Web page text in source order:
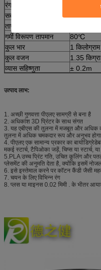
रंग
50 से
सबसे अच्छा मुद्रण तापमान
ताप बिस्तर का तापमान
गर्मी विरूपण तापमान
80℃
कुल भार
1 किलोग्राम
कुल वजन
1.35 किग्रा
व्यास सहिष्णुता
± 0.2m
उत्पाद लाभ:
1. अच्छी गुणवत्ता पीएलए सामग्री से बना है
2. अधिकांश 3D प्रिंटर के साथ संगत
3. यह एबीएस की तुलना में मजबूत और अधिक
तुलना में अधिक चमकदार रूप और अनुभव होगा
4. पीएलए एक सामान्य प्रकार का
मकई स्टार्च, टैपिओका जड़ें, चिप्स या स्टार्च, या
5.PLA उच्च प्रिंट गति, उचित कूलिंग और
प्लेसमेंट की अनुमति देता है, क्योंकि इसमें
6. इसे इस्तेमाल करने पर कॉटन कैंडी जैसी
7. चयन के लिए विभिन्न रंग
8. प्लस या माइनस 0.02 मिमी . के भीतर